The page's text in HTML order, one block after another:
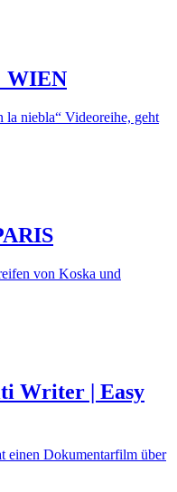
WIEN
la niebla“ Videoreihe, geht
von Koska und
Writer | Easy
Dokumentarfilm über